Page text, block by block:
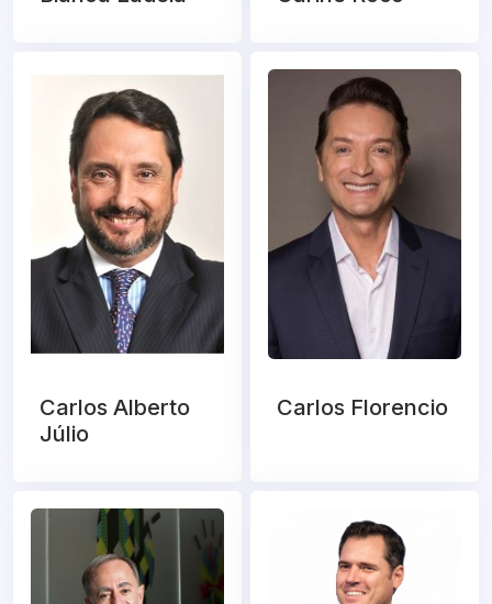
Carlos Alberto
Júlio
Carlos Florencio